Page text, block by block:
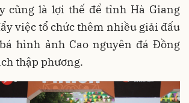
cũng là lợi thế để tỉnh Hà Giang
việc tổ chức thêm nhiều giải đấu
hình ảnh Cao nguyên đá Đồng
thập phương.